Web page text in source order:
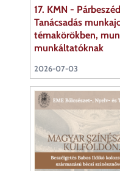
17. KMN -
Tanácsadás
témakörökben,
munkáltatóknak
2026-07-03